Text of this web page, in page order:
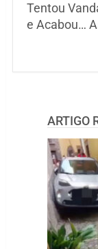
Tentou
e Acabou…
ARTIGO